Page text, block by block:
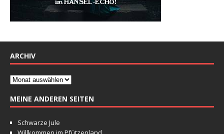
ARCHIV
MEINE ANDEREN SEITEN
Schwarze Jule